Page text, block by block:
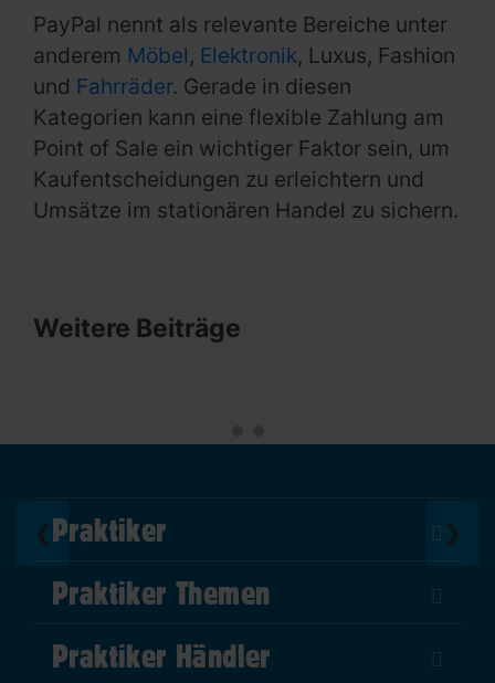
PayPal nennt als relevante Bereiche unter
anderem Möbel, Elektronik, Luxus, Fashion
und Fahrräder. Gerade in diesen
Kategorien kann eine flexible Zahlung am
Point of Sale ein wichtiger Faktor sein, um
Kaufentscheidungen zu erleichtern und
Umsätze im stationären Handel zu sichern.
Weitere Beiträge
❮ ❯
Praktiker
Über Uns
Impressum
AGB
Praktiker Themen
DIY Helden
Marktplatz
Praktiker Händler